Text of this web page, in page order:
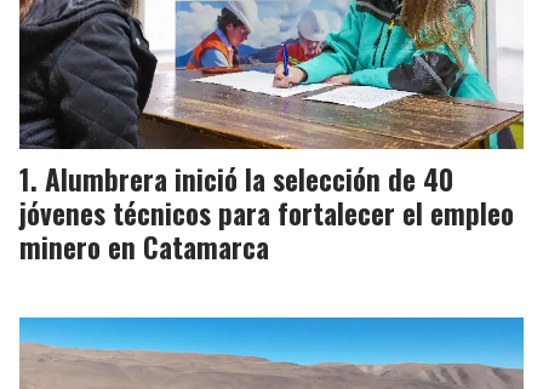
Alumbrera inició la selección de 40
jóvenes técnicos para fortalecer el empleo
minero en Catamarca